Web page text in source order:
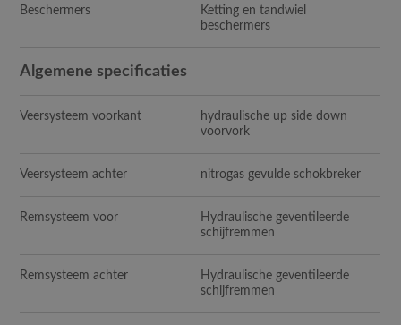
Beschermers
Ketting en tandwiel
beschermers
Algemene specificaties
Veersysteem voorkant
hydraulische up side down
voorvork
Veersysteem achter nitrogas gevulde schokbreker
Remsysteem voor
Hydraulische geventileerde
schijfremmen
Remsysteem achter
Hydraulische geventileerde
schijfremmen